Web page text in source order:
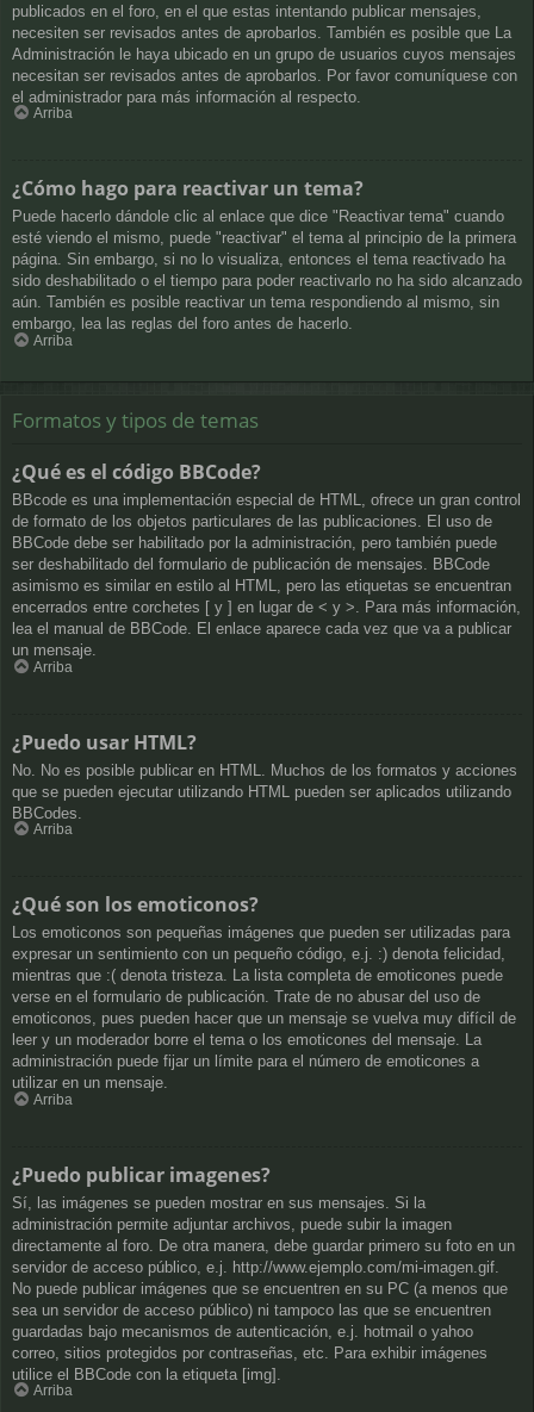
publicados en el foro, en el que estas intentando publicar mensajes,
necesiten ser revisados antes de aprobarlos. También es posible que La
Administración le haya ubicado en un grupo de usuarios cuyos mensajes
necesitan ser revisados antes de aprobarlos. Por favor comuníquese con
el administrador para más información al respecto.
Arriba
¿Cómo hago para reactivar un tema?
Puede hacerlo dándole clic al enlace que dice "Reactivar tema" cuando
esté viendo el mismo, puede "reactivar" el tema al principio de la primera
página. Sin embargo, si no lo visualiza, entonces el tema reactivado ha
sido deshabilitado o el tiempo para poder reactivarlo no ha sido alcanzado
aún. También es posible reactivar un tema respondiendo al mismo, sin
embargo, lea las reglas del foro antes de hacerlo.
Arriba
Formatos y tipos de temas
¿Qué es el código BBCode?
BBcode es una implementación especial de HTML, ofrece un gran control
de formato de los objetos particulares de las publicaciones. El uso de
BBCode debe ser habilitado por la administración, pero también puede
ser deshabilitado del formulario de publicación de mensajes. BBCode
asimismo es similar en estilo al HTML, pero las etiquetas se encuentran
encerrados entre corchetes [ y ] en lugar de < y >. Para más información,
lea el manual de BBCode. El enlace aparece cada vez que va a publicar
un mensaje.
Arriba
¿Puedo usar HTML?
No. No es posible publicar en HTML. Muchos de los formatos y acciones
que se pueden ejecutar utilizando HTML pueden ser aplicados utilizando
BBCodes.
Arriba
¿Qué son los emoticonos?
Los emoticonos son pequeñas imágenes que pueden ser utilizadas para
expresar un sentimiento con un pequeño código, e.j. :) denota felicidad,
mientras que :( denota tristeza. La lista completa de emoticones puede
verse en el formulario de publicación. Trate de no abusar del uso de
emoticonos, pues pueden hacer que un mensaje se vuelva muy difícil de
leer y un moderador borre el tema o los emoticones del mensaje. La
administración puede fijar un límite para el número de emoticones a
utilizar en un mensaje.
Arriba
¿Puedo publicar imagenes?
Sí, las imágenes se pueden mostrar en sus mensajes. Si la
administración permite adjuntar archivos, puede subir la imagen
directamente al foro. De otra manera, debe guardar primero su foto en un
servidor de acceso público, e.j. http://www.ejemplo.com/mi-imagen.gif.
No puede publicar imágenes que se encuentren en su PC (a menos que
sea un servidor de acceso público) ni tampoco las que se encuentren
guardadas bajo mecanismos de autenticación, e.j. hotmail o yahoo
correo, sitios protegidos por contraseñas, etc. Para exhibir imágenes
utilice el BBCode con la etiqueta [img].
Arriba